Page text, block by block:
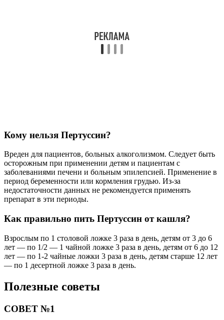
Кому нельзя Пертуссин?
Вреден для пациентов, больных алкоголизмом. Следует быть
осторожным при применении детям и пациентам с
заболеваниями печени и больным эпилепсией. Применение в
период беременности или кормления грудью. Из-за
недостаточности данных не рекомендуется применять
препарат в эти периоды.
Как правильно пить Пертуссин от кашля?
Взрослым по 1 столовой ложке 3 раза в день, детям от 3 до 6
лет — по 1/2 — 1 чайной ложке 3 раза в день, детям от 6 до 12
лет — по 1-2 чайные ложки 3 раза в день, детям старше 12 лет
— по 1 десертной ложке 3 раза в день.
Полезные советы
СОВЕТ №1